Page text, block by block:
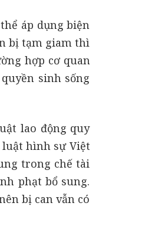
áp dụng biện
bị tạm giam thì
hợp cơ quan
sinh sống
lao động quy
luật hình sự Việt
trong chế tài
phạt bổ sung.
bị can vẫn có